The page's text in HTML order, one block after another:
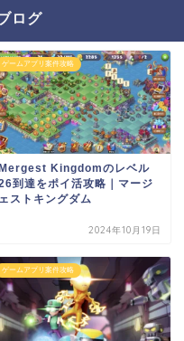
ログ
ゲームアプリ案件攻略
Kingdomのレベル
到達をポイ活攻略｜マージ
ェストキングダム
2024年10月19日
ゲームアプリ案件攻略